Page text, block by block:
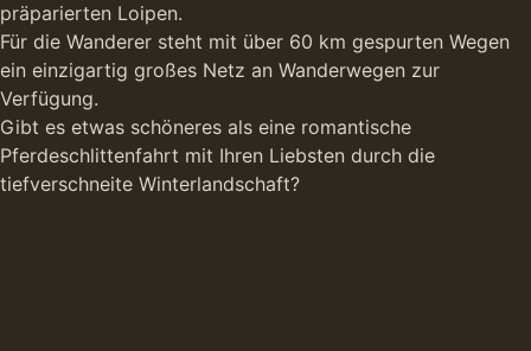
präparierten Loipen.
Für die Wanderer steht mit über 60 km gespurten Wegen
ein einzigartig großes Netz an Wanderwegen zur
Verfügung.
Gibt es etwas schöneres als eine romantische
Pferdeschlittenfahrt mit Ihren Liebsten durch die
tiefverschneite Winterlandschaft?